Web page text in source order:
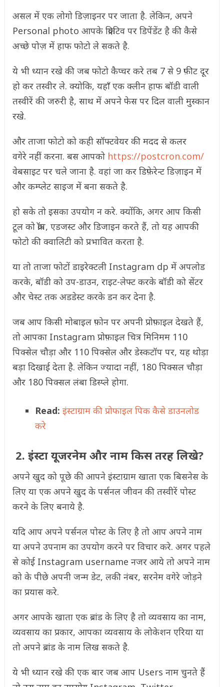
असल में एक लोगो डिज़ाइनर पर जाता है. लेकिन, अपने
Personal photo आपके क्रिएटिव पर डिपेंडेंट है की कैसे
अच्छे पोज़ में हाफ फोटो ले सकते है.
ये भी ध्यान रखे की जब फोटो कैप्चर करे तब 7 से 9 फ़ीट दूर
हो कर तस्वीर ले. क्योकि, यहाँ एक क्लीन हाफ बॉडी वाली
तस्वीरें की जरुरी है, साथ में अपने फेस पर दिल वाली मुस्कान
रखे.
और ताजा फोटो को कही सॉफ्टवेयर की मदद से कलर
वगेरे नहीं करना. बस आपको https://postcron.com/
वेबसाइट पर चले जाना है. वहां जा कर डिफ़ेरेन्ट डिज़ाइन में
और कम्प्लेट साइज में बना सकते है.
हो सके तो इसका उपयोग न करे. क्योंकि, अगर आप किसी
टूल को क्रॉप, एडजस्ट और डिजाइन करते हैं, तो यह आपकी
फोटो की क्वालिटी को प्रभावित करता है.
या तो ताजा फोटों डाइरेक्टली Instagram dp में अपलोड
करके, बॉडी को उप-डाउन, राइट-लेफ्ट करके बॉडी को सेंटर
और चेस्ट तक अडडेस्ट करके डन कर देना है.
जब आप किसी मोबाइल फ़ोन पर अपनी प्रोफ़ाइल देखते हैं,
तो आपका Instagram प्रोफ़ाइल चित्र मिनिमम 110
पिक्सेल चौड़ा और 110 पिक्सेल और डेस्कटॉप पर, यह थोड़ा
बड़ा दिखाई देता है. लेकिन ज्यादा नहीं, 180 पिक्सल चौड़ा
और 180 पिक्सल लंबा डिस्प्ले होगा.
Read: इंस्टाग्राम की प्रोफाइल पिक कैसे डाउनलोड
करे
2. इंस्टा यूजरनेम और नाम किस तरह लिखे?
अपने खुद को पूछे की आपने इंस्टाग्राम खाता एक बिसनेस के
लिए या एक अपने खुद के पर्सनल जीवन की तस्वीरें पोस्ट
करने के लिए बनाये है.
यदि आप अपने पर्सनल पोस्ट के लिए है तो आप अपने नाम
या अपने उपनाम का उपयोग करने पर विचार करे. अगर पहले
से कोई Instagram username नजर आये तो अपने नाम
को के पीछे अपनी जन्म डेट, लकी नंबर, सरनेम वगेरे जोड़ने
का प्रयास करे.
अगर आपके खाता एक ब्रांड के लिए है तो व्यवसाय का नाम,
व्यवसाय का प्रकार, आपका व्यवसाय के लोकेशन एरिया या
तो अपने ब्रांड के नाम लिख सकते है.
ये भी ध्यान रखे की एक बार जब आप Users नाम चुनते हैं